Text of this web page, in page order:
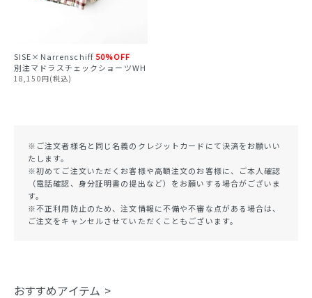
SISE×Narrenschiff50%OFF
別注マドラスチェックショーツWH
18,150円(税込)
※ご注文者様名と同じ名義のクレジットカードにて決済をお願いい
たします。
※初めてご注文いただくお客様や高額注文のお客様に、ご本人確認
（電話確認、身分証明書の提出など）をお願いする場合がございま
す。
※不正利用防止のため、注文情報に不備や不審な点がある場合は、
ご注文をキャンセルさせていただくこともございます。
おすすめアイテム >